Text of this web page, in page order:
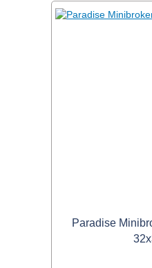
Paradise